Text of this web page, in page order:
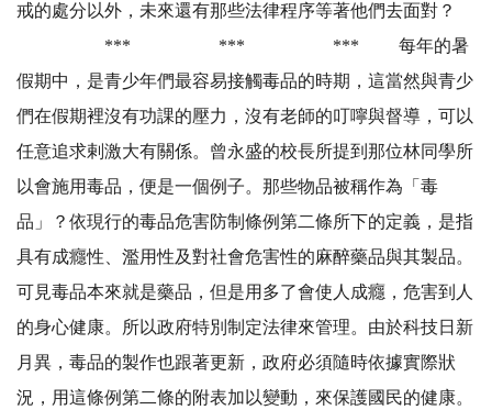
戒的處分以外，未來還有那些法律程序等著他們去面對？
*** *** *** 每年的暑
假期中，是青少年們最容易接觸毒品的時期，這當然與青少
們在假期裡沒有功課的壓力，沒有老師的叮嚀與督導，可以
任意追求剌激大有關係。曾永盛的校長所提到那位林同學所
以會施用毒品，便是一個例子。那些物品被稱作為「毒
品」？依現行的毒品危害防制條例第二條所下的定義，是指
具有成癮性、濫用性及對社會危害性的麻醉藥品與其製品。
可見毒品本來就是藥品，但是用多了會使人成癮，危害到人
的身心健康。所以政府特別制定法律來管理。由於科技日新
月異，毒品的製作也跟著更新，政府必須隨時依據實際狀
況，用這條例第二條的附表加以變動，來保護國民的健康。